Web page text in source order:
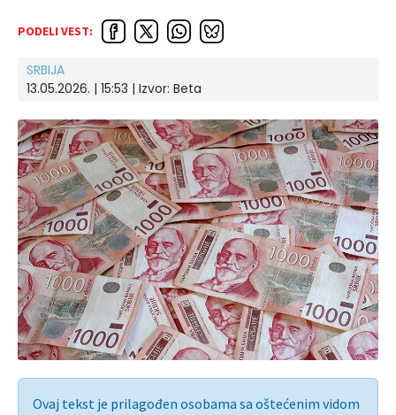
PODELI VEST:
SRBIJA
13.05.2026. | 15:53 | Izvor: Beta
Ovaj tekst je prilagođen osobama sa oštećenim vidom